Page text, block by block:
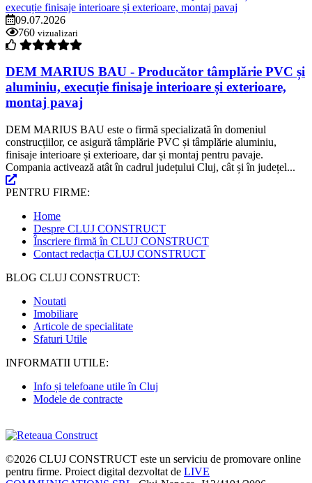
09.07.2026
760 vizualizari
DEM MARIUS BAU - Producător tâmplărie PVC și
aluminiu, execuție finisaje interioare și exterioare,
montaj pavaj
DEM MARIUS BAU este o firmă specializată în domeniul
construcțiilor, ce asigură tâmplărie PVC și tâmplărie aluminiu,
finisaje interioare și exterioare, dar și montaj pentru pavaje.
Compania activează atât în cadrul județului Cluj, cât și în județel...
PENTRU FIRME:
Home
Despre CLUJ CONSTRUCT
Înscriere firmă în CLUJ CONSTRUCT
Contact redacția CLUJ CONSTRUCT
BLOG CLUJ CONSTRUCT:
Noutati
Imobiliare
Articole de specialitate
Sfaturi Utile
INFORMATII UTILE:
Info și telefoane utile în Cluj
Modele de contracte
©2026 CLUJ CONSTRUCT este un serviciu de promovare online
pentru firme. Proiect digital dezvoltat de LIVE